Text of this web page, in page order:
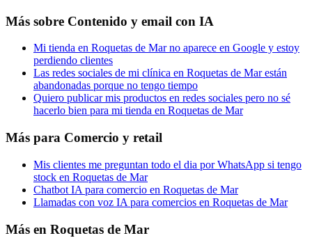
Más sobre Contenido y email con IA
Mi tienda en Roquetas de Mar no aparece en Google y estoy
perdiendo clientes
Las redes sociales de mi clínica en Roquetas de Mar están
abandonadas porque no tengo tiempo
Quiero publicar mis productos en redes sociales pero no sé
hacerlo bien para mi tienda en Roquetas de Mar
Más para Comercio y retail
Mis clientes me preguntan todo el dia por WhatsApp si tengo
stock en Roquetas de Mar
Chatbot IA para comercio en Roquetas de Mar
Llamadas con voz IA para comercios en Roquetas de Mar
Más en Roquetas de Mar